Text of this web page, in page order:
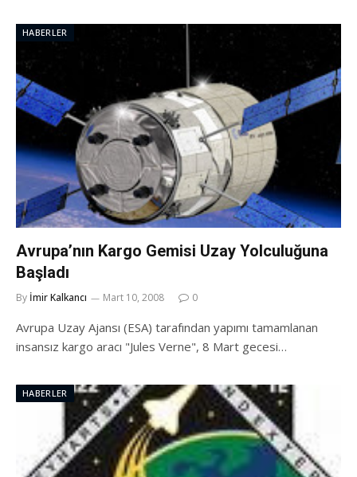
HABERLER
Avrupa’nın Kargo Gemisi Uzay Yolculuğuna
Başladı
By İmir Kalkancı Mart 10, 2008 0
Avrupa Uzay Ajansı (ESA) tarafından yapımı tamamlanan
insansız kargo aracı "Jules Verne", 8 Mart gecesi…
HABERLER